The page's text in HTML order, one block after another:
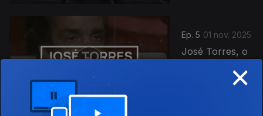
Ep. 5 01 nov. 2025
José Torres, o
×